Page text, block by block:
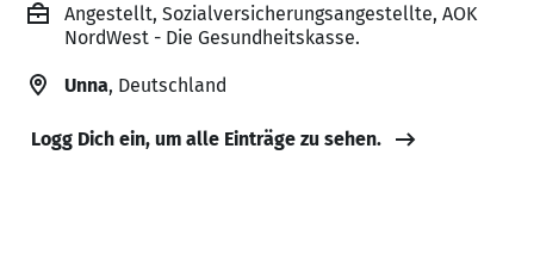
Angestellt, Sozialversicherungsangestellte, AOK
NordWest - Die Gesundheitskasse.
Unna, Deutschland
Logg Dich ein, um alle Einträge zu sehen.